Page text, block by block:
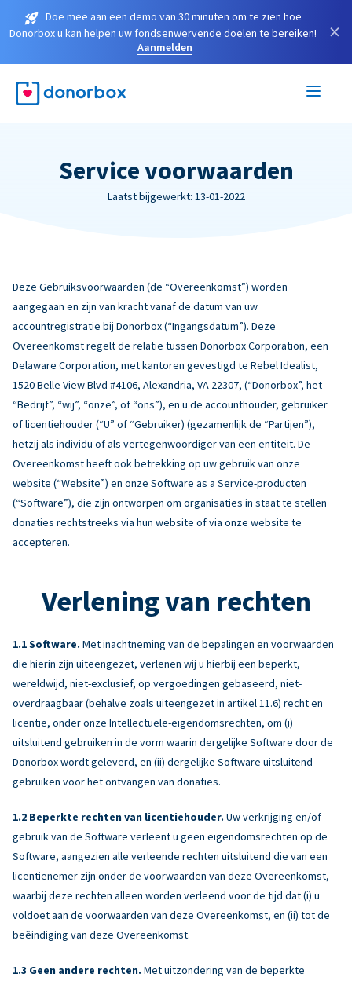
Doe mee aan een demo van 30 minuten om te zien hoe
Donorbox u kan helpen uw fondsenwervende doelen te bereiken!
Aanmelden
×
Service voorwaarden
Laatst bijgewerkt: 13-01-2022
Deze Gebruiksvoorwaarden (de “Overeenkomst”) worden
aangegaan en zijn van kracht vanaf de datum van uw
accountregistratie bij Donorbox (“Ingangsdatum”). Deze
Overeenkomst regelt de relatie tussen Donorbox Corporation, een
Delaware Corporation, met kantoren gevestigd te Rebel Idealist,
1520 Belle View Blvd #4106, Alexandria, VA 22307, (“Donorbox”, het
“Bedrijf”, “wij”, “onze”, of “ons”), en u de accounthouder, gebruiker
of licentiehouder (“U” of “Gebruiker) (gezamenlijk de “Partijen”),
hetzij als individu of als vertegenwoordiger van een entiteit. De
Overeenkomst heeft ook betrekking op uw gebruik van onze
website (“Website”) en onze Software as a Service-producten
(“Software”), die zijn ontworpen om organisaties in staat te stellen
donaties rechtstreeks via hun website of via onze website te
accepteren.
Verlening van rechten
Software. Met inachtneming van de bepalingen en voorwaarden
die hierin zijn uiteengezet, verlenen wij u hierbij een beperkt,
wereldwijd, niet-exclusief, op vergoedingen gebaseerd, niet-
overdraagbaar (behalve zoals uiteengezet in artikel 11.6) recht en
licentie, onder onze Intellectuele-eigendomsrechten, om (i)
uitsluitend gebruiken in de vorm waarin dergelijke Software door de
Donorbox wordt geleverd, en (ii) dergelijke Software uitsluitend
gebruiken voor het ontvangen van donaties.
Beperkte rechten van licentiehouder. Uw verkrijging en/of
gebruik van de Software verleent u geen eigendomsrechten op de
Software, aangezien alle verleende rechten uitsluitend die van een
licentienemer zijn onder de voorwaarden van deze Overeenkomst,
waarbij deze rechten alleen worden verleend voor de tijd dat (i) u
voldoet aan de voorwaarden van deze Overeenkomst, en (ii) tot de
beëindiging van deze Overeenkomst.
Geen andere rechten. Met uitzondering van de beperkte